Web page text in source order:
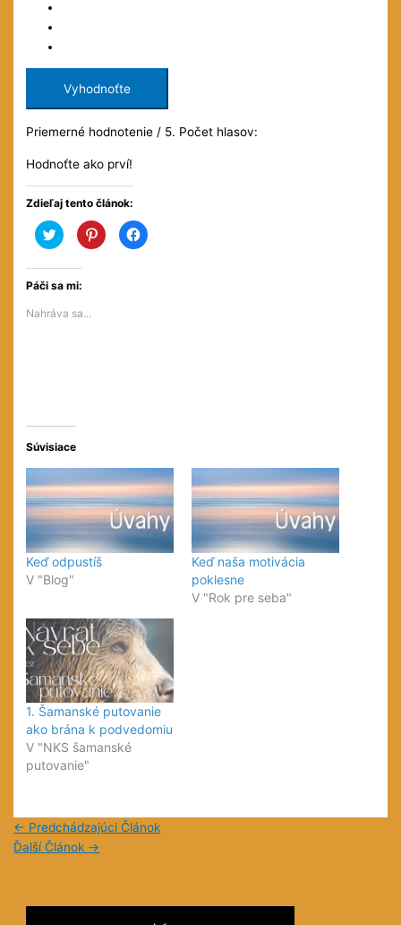
Vyhodnoťte
Priemerné hodnotenie / 5. Počet hlasov:
Hodnoťte ako prví!
Zdieľaj tento článok:
Kliknite
pre
zdieľanie
Twitter(Otvorí
novom
Kliknite
pre
zdieľanie
Kliknite
pre
Páči sa mi:
Nahráva sa...
Súvisiace
Keď odpustíš
V "Blog"
Keď naša motivácia
poklesne
V "Rok pre seba"
1. Šamanské putovanie
ako brána k podvedomiu
V "NKS šamanské
putovanie"
← Predchádzajúci Článok
Ďalší Článok →